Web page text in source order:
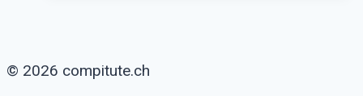
© 2026 compitute.ch